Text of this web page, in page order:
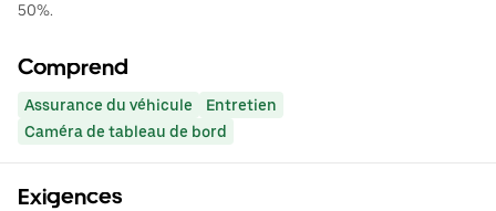
50%.
Comprend
Assurance du véhicule
Entretien
Caméra de tableau de bord
Exigences